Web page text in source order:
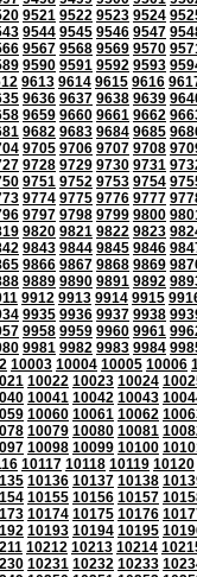
9521 9522 9523 9524
9544 9545 9546 9547
9567 9568 9569 9570
9590 9591 9592 9593
9613 9614 9615 9616
9636 9637 9638 9639
9659 9660 9661 9662
9682 9683 9684 9685
9705 9706 9707 9708
9728 9729 9730 9731
9751 9752 9753 9754
9774 9775 9776 9777
9797 9798 9799 9800
9820 9821 9822 9823
9843 9844 9845 9846
9866 9867 9868 9869
9889 9890 9891 9892
9912 9913 9914 9915
9935 9936 9937 9938
9958 9959 9960 9961
9981 9982 9983 9984
10003 10004 10005 10006
10022 10023 10024
10041 10042 10043
10060 10061 10062
10079 10080 10081
10098 10099 10100
10117 10118 10119 10120
10136 10137 10138
10155 10156 10157
10174 10175 10176
10193 10194 10195
10212 10213 10214
10231 10232 10233